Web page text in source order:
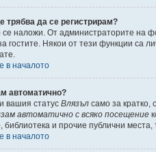
да се регистрирам?
наложи. От администраторите на
гостите. Някои от тези функции са
в началото
автоматично?
вашия статус Влязъл само за кратко,
автоматично с всяко посещение
библиотека и прочие публични
в началото